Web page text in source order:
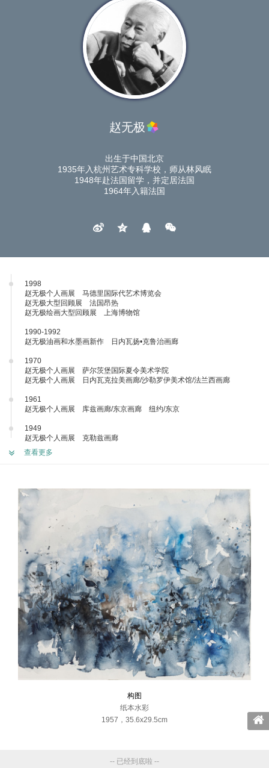
赵无极
出生于中国北京
1935年入杭州艺术专科学校，师从林风眠
1948年赴法国留学，并定居法国
1964年入籍法国
1998
赵无极个人画展 马德里国际代艺术博览会
赵无极大型回顾展 法国昂热
赵无极绘画大型回顾展 上海博物馆
1990-1992
赵无极油画和水墨画新作 日内瓦扬•克鲁治画廊
1970
赵无极个人画展 萨尔茨堡国际夏令美术学院
赵无极个人画展 日内瓦克拉美画廊/沙勒罗伊美术馆/法兰西画廊
1961
赵无极个人画展 库兹画廊/东京画廊 纽约/东京
1949
赵无极个人画展 克勒兹画廊
1947
赵无极个人画展 重庆
查看更多
构图
纸本水彩
1957 ， 35.6x29.5cm
-- 已经到底啦 --